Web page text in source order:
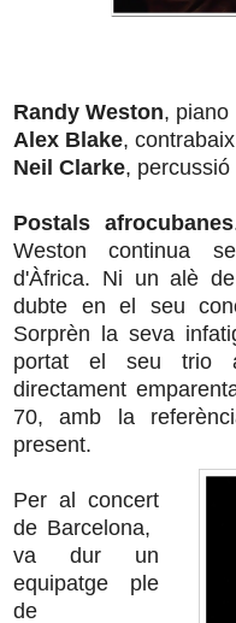
Randy Weston, piano
Alex Blake, contrabaix
Neil Clarke, percussió
Postals afrocubanes
Weston continua
d'Àfrica. Ni un alè
dubte en el seu
Sorprèn la seva
portat el seu trio
directament
70, amb la
present.
Per al concert
de Barcelona, ​​
va dur un
equipatge ple
de